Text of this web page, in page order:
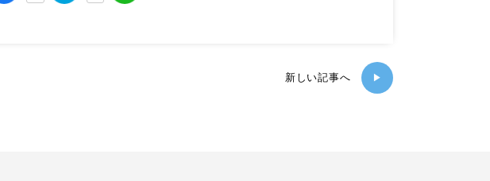
新しい記事へ ▶